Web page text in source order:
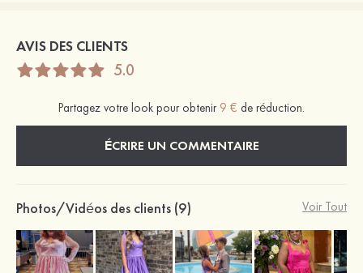
AVIS DES CLIENTS
5.0
Partagez votre look pour obtenir 9 € de réduction.
ÉCRIRE UN COMMENTAIRE
Photos/Vidéos des clients (9) Voir Tout